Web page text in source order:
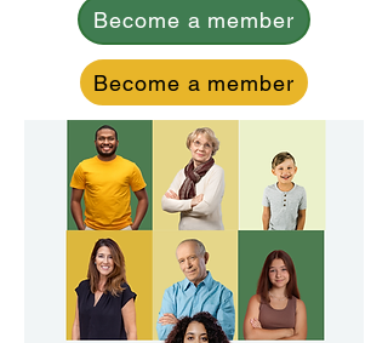
Become a member
Become a member